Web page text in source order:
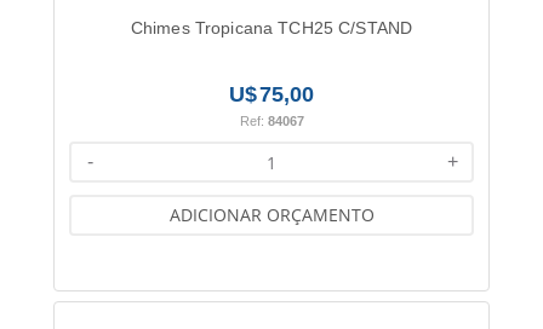
Chimes Tropicana TCH25 C/STAND
75,00
Ref: 84067
+
-
ADICIONAR ORÇAMENTO